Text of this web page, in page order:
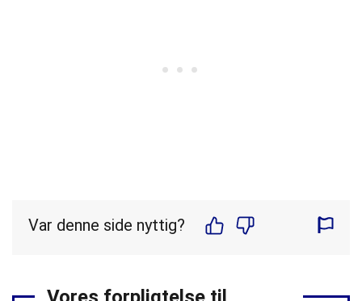
Var denne side nyttig?